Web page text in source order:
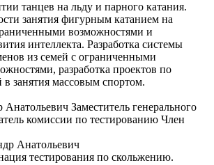
танцев на льду и парного катания.
занятия фигурным катанием на
возможностями и
интеллекта. Разработка системы
из семей с ограниченными
разработка проектов по
занятия массовым спортом.
Анатольевич Заместитель генерального
комиссии по тестированию Член
тестирования по скольжению.